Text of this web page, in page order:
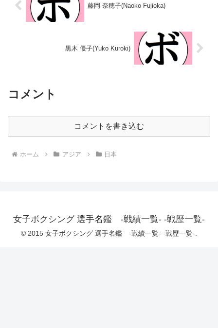
藤岡 奈穂子(Naoko Fujioka)
黒木 優子(Yuko Kuroki)
コメント
コメントを書き込む
ホーム アジア 日本
女子ボクシング 選手名鑑 -戦績一覧- -戦歴一覧-
© 2015 女子ボクシング 選手名鑑 -戦績一覧- -戦歴一覧-.